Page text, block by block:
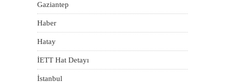
Gaziantep
Haber
Hatay
İETT Hat Detayı
İstanbul